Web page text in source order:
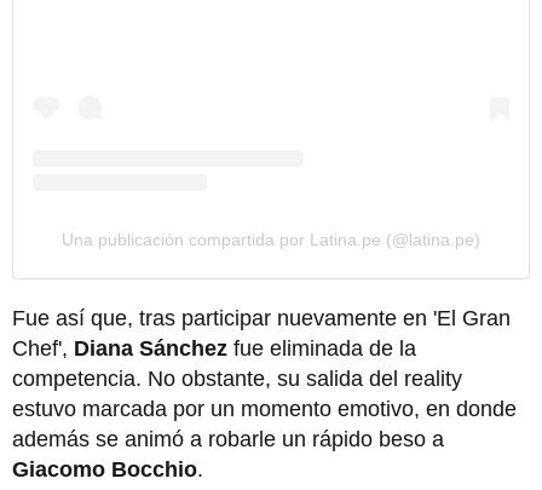
Una publicación compartida por Latina.pe (@latina.pe)
Fue así que, tras participar nuevamente en 'El Gran
Chef', Diana Sánchez fue eliminada de la
competencia. No obstante, su salida del reality
estuvo marcada por un momento emotivo, en donde
además se animó a robarle un rápido beso a
Giacomo Bocchio.